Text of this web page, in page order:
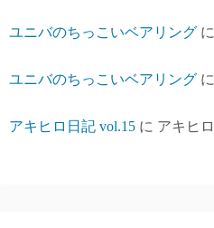
ユニバのちっこいベアリング に
ユニバのちっこいベアリング に
アキヒロ日記 vol.15 に アキヒロ